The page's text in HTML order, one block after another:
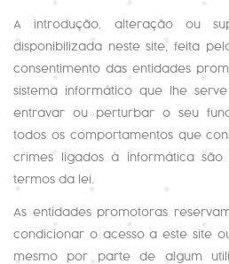
A introdução, alteração ou
disponibilizada neste site, feita
consentimento das entidades
sistema informático que lhe
entravar ou perturbar o seu
todos os comportamentos que
crimes ligados à informática são
termos da lei.
As entidades promotoras
condicionar o acesso a este site
mesmo por parte de algum